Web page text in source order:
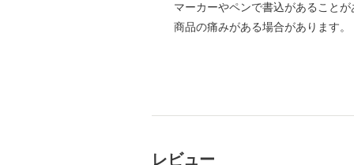
マーカーやペンで書込があることが
商品の痛みがある場合があります。
レビュー